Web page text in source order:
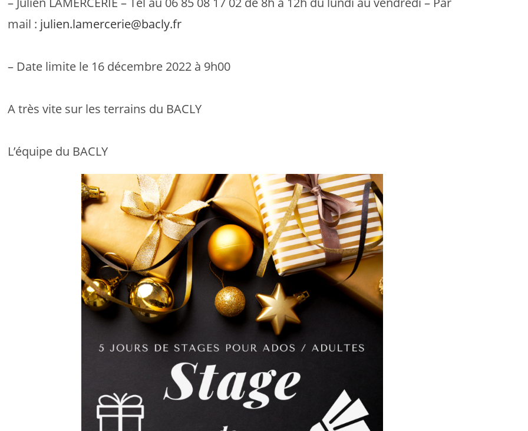
mail : julien.lamercerie@bacly.fr
– Date limite le 16 décembre 2022 à 9h00
A très vite sur les terrains du BACLY
L’équipe du BACLY